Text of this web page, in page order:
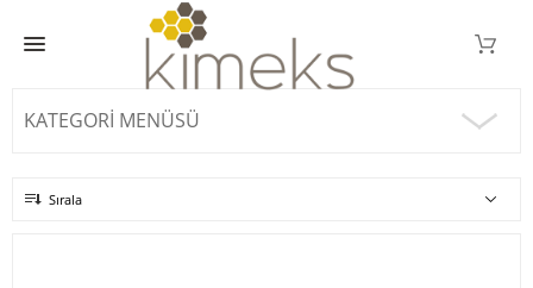
KATEGORI MENÜSÜ
Sırala